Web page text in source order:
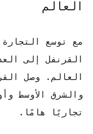
العالم
مع توسع
القرنفل إلى
العالم. وصل
والشرق الأوسط
تجاريًا هامًا.